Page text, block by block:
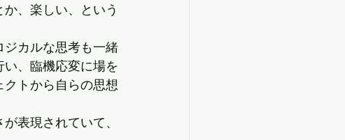
、楽しい、という
カルな思考も一緒
、臨機応変に場を
トから自らの思想
表現されていて、